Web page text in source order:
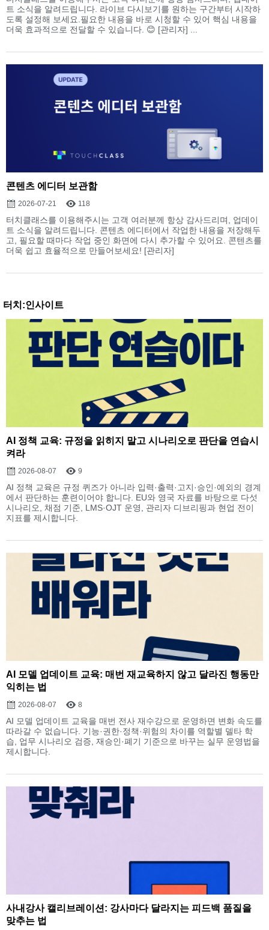
트 소식을 알려드립니다. 라이브 다시보기를 원하는 구간부터 시작하
도록 설정해 보세요.필요한 내용을 바로 시청할 수 있어 핵심 내용을
더욱 효과적으로 전달할 수 있습니다. 😊 [관리자] ...
콘텐츠 에디터 보관함
2026-07-21 118
터치클래스를 이용해주시는 고객 여러분께 항상 감사드리며, 업데이
트 소식을 알려드립니다. 콘텐츠 에디터에서 작업한 내용을 저장해두
고, 필요할 때마다 작업 중인 화면에 다시 추가할 수 있어요. 콘텐츠를
더욱 쉽고 효율적으로 만들어보세요! [관리자]
터치:인사이트
AI 정책 교육: 규정을 읽히지 말고 시나리오로 판단을 연습시
켜라
2026-08-07 9
AI 정책 교육은 규정 퀴즈가 아니라 입력·출력·고지·승인·예외의 경계
에서 판단하는 훈련이어야 합니다. EU와 영국 자료를 바탕으로 다섯
시나리오, 채점 기준, LMS·OJT 운영, 관리자 디브리핑과 현업 전이
지표를 제시합니다.
AI 모델 업데이트 교육: 매번 재교육하지 않고 달라진 행동만
익히는 법
2026-08-07 8
AI 모델 업데이트 교육을 매번 전사 재수강으로 운영하면 변화 속도를
따라갈 수 없습니다. 기능·권한·정책·위험의 차이를 역할별 델타 학
습, 업무 시나리오 검증, 재승인·폐기 기준으로 바꾸는 실무 운영법을
제시합니다.
사내강사 캘리브레이션: 강사마다 달라지는 피드백 품질을
맞추는 법